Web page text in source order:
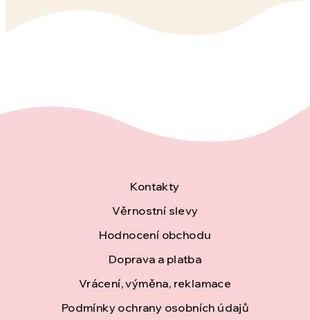
Kontakty
Věrnostní slevy
Hodnocení obchodu
Doprava a platba
Vrácení, výměna, reklamace
Podmínky ochrany osobních údajů